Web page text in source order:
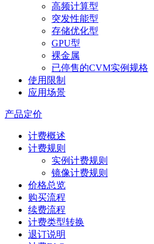
高频计算型
突发性能型
存储优化型
GPU型
裸金属
已停售的CVM实例规格
使用限制
应用场景
产品定价
计费概述
计费规则
实例计费规则
镜像计费规则
价格总览
购买流程
续费流程
计费类型转换
退订说明